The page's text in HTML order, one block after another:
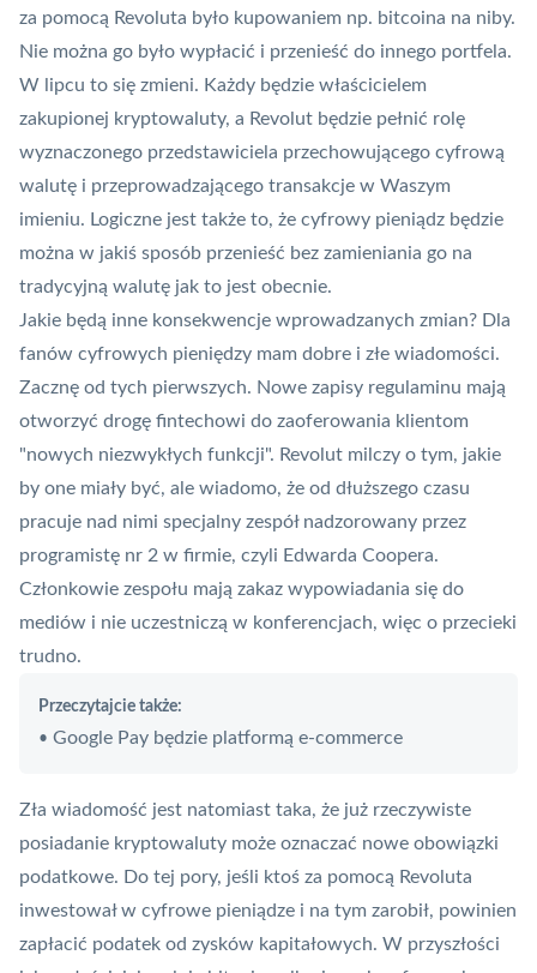
za pomocą Revoluta było kupowaniem np. bitcoina na niby.
Nie można go było wypłacić i przenieść do innego portfela.
W lipcu to się zmieni. Każdy będzie właścicielem
zakupionej kryptowaluty, a Revolut będzie pełnić rolę
wyznaczonego przedstawiciela przechowującego cyfrową
walutę i przeprowadzającego transakcje w Waszym
imieniu. Logiczne jest także to, że cyfrowy pieniądz będzie
można w jakiś sposób przenieść bez zamieniania go na
tradycyjną walutę jak to jest obecnie.
Jakie będą inne konsekwencje wprowadzanych zmian? Dla
fanów cyfrowych pieniędzy mam dobre i złe wiadomości.
Zacznę od tych pierwszych. Nowe zapisy regulaminu mają
otworzyć drogę fintechowi do zaoferowania klientom
"nowych niezwykłych funkcji". Revolut milczy o tym, jakie
by one miały być, ale wiadomo, że od dłuższego czasu
pracuje nad nimi specjalny zespół nadzorowany przez
programistę nr 2 w firmie, czyli Edwarda Coopera.
Członkowie zespołu mają zakaz wypowiadania się do
mediów i nie uczestniczą w konferencjach, więc o przecieki
trudno.
Przeczytajcie także:
• Google Pay będzie platformą e-commerce
Zła wiadomość jest natomiast taka, że już rzeczywiste
posiadanie kryptowaluty może oznaczać nowe obowiązki
podatkowe. Do tej pory, jeśli ktoś za pomocą Revoluta
inwestował w cyfrowe pieniądze i na tym zarobił, powinien
zapłacić podatek od zysków kapitałowych. W przyszłości